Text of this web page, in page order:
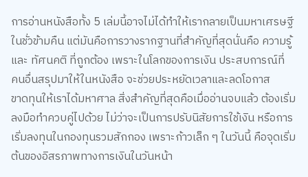
การอ่านหนังสือทั้ง 5 เล่มนี้อาจไม่ได้ทำให้เรากลายเป็นมหาเศรษฐี
ในชั่วข้ามคืน แต่มันคือการวางรากฐานที่สำคัญที่สุดนั่นคือ ความรู้
และ ทัศนคติ ที่ถูกต้อง เพราะในโลกของการเงิน ประสบการณ์ที่
คนอื่นสรุปมาให้ในหนังสือ จะช่วยประหยัดเวลาและลดโอกาส
ขาดทุนให้เราได้มหาศาล สิ่งสำคัญที่สุดคือเมื่ออ่านจบแล้ว ต้องเริ่ม
ลงมือทำควบคู่ไปด้วย ไม่ว่าจะเป็นการปรับนิสัยการใช้เงิน หรือการ
เริ่มลงทุนในกองทุนรวมสักกอง เพราะก้าวเล็ก ๆ ในวันนี้ คือจุดเริ่ม
ต้นของอิสรภาพทางการเงินในวันหน้า